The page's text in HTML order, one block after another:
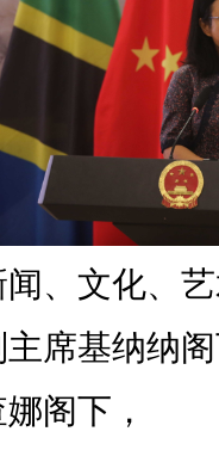
、文化、
席基纳纳
阁下，